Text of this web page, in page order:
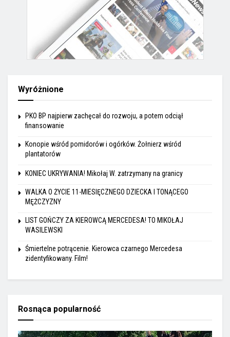
Wyróżnione
PKO BP najpierw zachęcał do rozwoju, a potem odciął
finansowanie
Konopie wśród pomidorów i ogórków. Żołnierz wśród
plantatorów
KONIEC UKRYWANIA! Mikołaj W. zatrzymany na granicy
WALKA O ŻYCIE 11-MIESIĘCZNEGO DZIECKA I TONĄCEGO
MĘŻCZYZNY
LIST GOŃCZY ZA KIEROWCĄ MERCEDESA! TO MIKOŁAJ
WASILEWSKI
Śmiertelne potrącenie. Kierowca czarnego Mercedesa
zidentyfikowany. Film!
Rosnąca popularność